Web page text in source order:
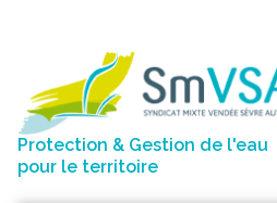
Protection & Gestion de l'eau
pour le territoire